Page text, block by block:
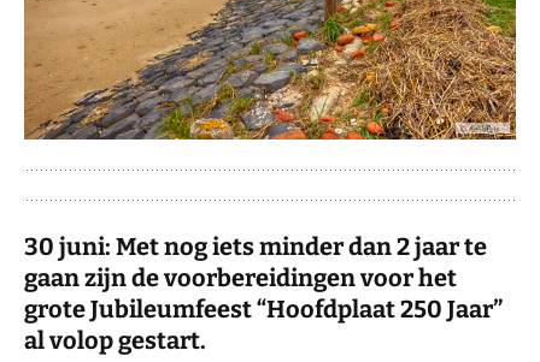
30 juni: Met nog iets minder dan 2 jaar te
gaan zijn de voorbereidingen voor het
grote Jubileumfeest “Hoofdplaat 250 Jaar”
al volop gestart.